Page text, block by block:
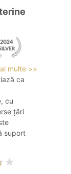
multe >>
ca
cu
țări
suport